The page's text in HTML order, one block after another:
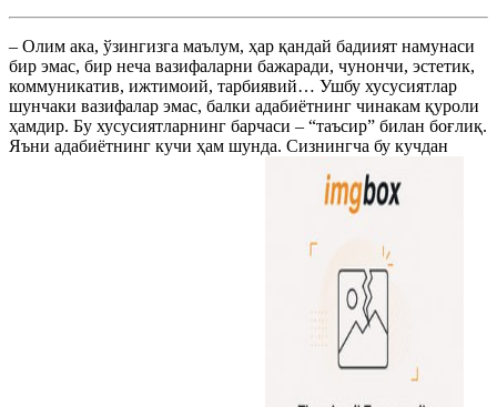
– Олим ака, ўзингизга маълум, ҳар қандай бадиият намунаси
бир эмас, бир неча вазифаларни бажаради, чунончи, эстетик,
коммуникатив, ижтимоий, тарбиявий… Ушбу хусусиятлар
шунчаки вазифалар эмас, балки адабиётнинг чинакам қуроли
ҳамдир. Бу хусусиятларнинг барчаси – “таъсир” билан боғлиқ.
Яъни адабиётнинг кучи ҳам шунда. Сизнингча бу кучдан